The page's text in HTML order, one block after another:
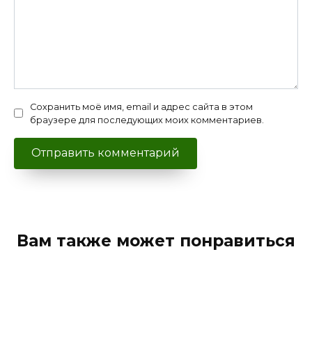
Сохранить моё имя, email и адрес сайта в этом
браузере для последующих моих комментариев.
Вам также может понравиться